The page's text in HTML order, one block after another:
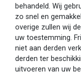
behandeld. Wij
zo snel en
overige zullen wij
uw toestemming.
niet aan derden
derden ter
uitvoeren van uw